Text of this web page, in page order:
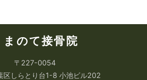
まのて接骨院
〒227-0054
区しらとり台1-8 小池ビル202